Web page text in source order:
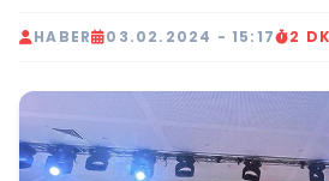
HABER 03.02.2024 - 15:17 2